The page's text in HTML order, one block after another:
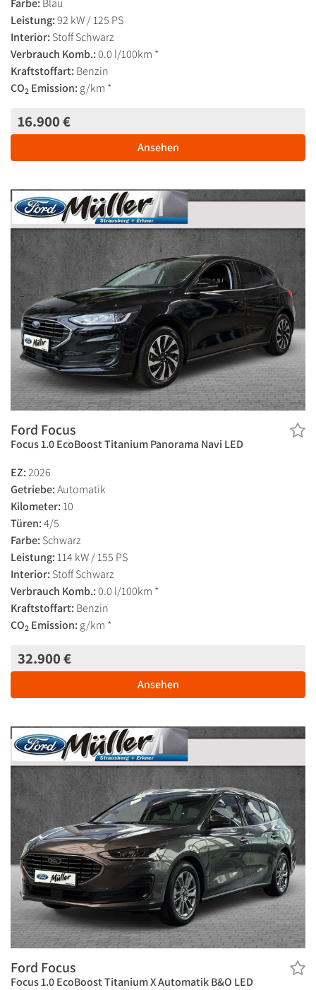
Leistung:92 kW / 125 PS
Interior: Stoff Schwarz
Verbrauch Komb.:0.0 l/100km *
Kraftstoffart: Benzin
CO2 Emission: g/km *
16.900 €
Ansehen
Ford Focus
Focus 1.0 EcoBoost Titanium Panorama Navi LED
EZ:2026
Getriebe:Automatik
Kilometer: 10
Türen:4/5
Farbe: Schwarz
Leistung: 114 kW / 155 PS
Interior: Stoff Schwarz
Verbrauch Komb.:0.0 l/100km *
Kraftstoffart: Benzin
CO2 Emission: g/km *
32.900 €
Ansehen
Ford Focus
Focus 1.0 EcoBoost Titanium X Automatik B&O LED